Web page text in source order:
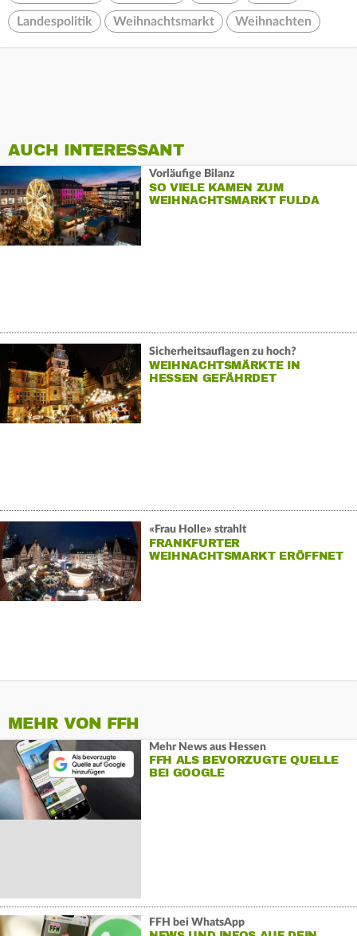
Landespolitik Weihnachtsmarkt Weihnachten
AUCH INTERESSANT
Vorläufige Bilanz
SO VIELE KAMEN ZUM
WEIHNACHTSMARKT FULDA
Sicherheitsauflagen zu hoch?
WEIHNACHTSMÄRKTE IN
HESSEN GEFÄHRDET
«Frau Holle» strahlt
FRANKFURTER
WEIHNACHTSMARKT ERÖFFNET
MEHR VON FFH
Mehr News aus Hessen
FFH ALS BEVORZUGTE QUELLE
BEI GOOGLE
FFH bei WhatsApp